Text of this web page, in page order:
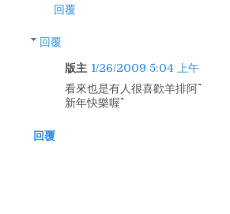
回覆
回覆
版主 1/26/2009 5:04 上午
看來也是有人很喜歡羊排阿^^
新年快樂喔^^
回覆